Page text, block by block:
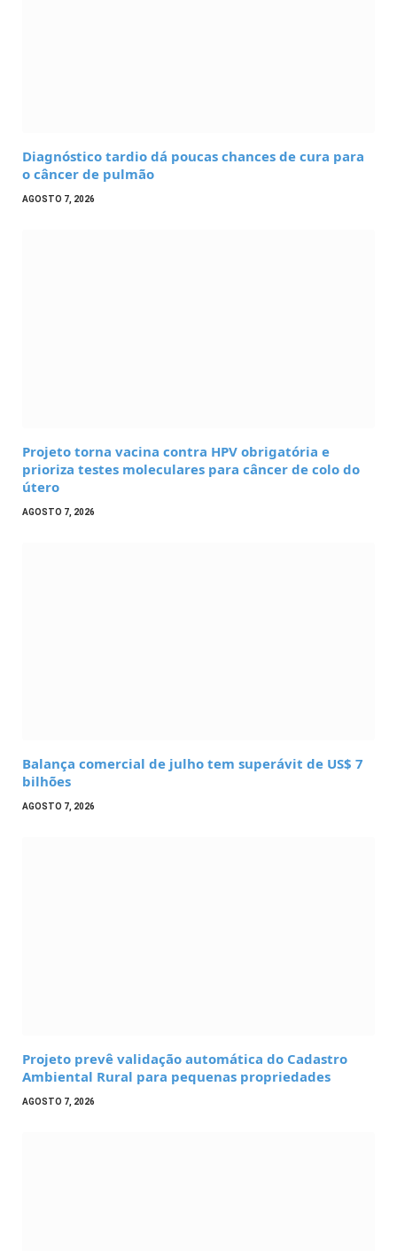
Diagnóstico tardio dá poucas chances de cura para
o câncer de pulmão
AGOSTO 7, 2026
Projeto torna vacina contra HPV obrigatória e
prioriza testes moleculares para câncer de colo do
útero
AGOSTO 7, 2026
Balança comercial de julho tem superávit de US$ 7
bilhões
AGOSTO 7, 2026
Projeto prevê validação automática do Cadastro
Ambiental Rural para pequenas propriedades
AGOSTO 7, 2026